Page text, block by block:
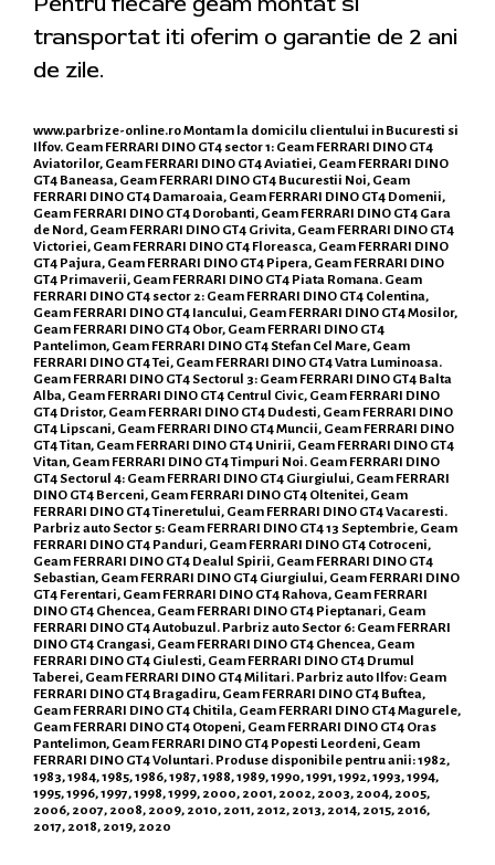
transportat iti oferim o garantie de 2 ani
de zile.
www.parbrize-online.roMontam la domicilu clientului in Bucuresti si
Ilfov. Geam FERRARI DINO GT4 sector 1: Geam FERRARI DINO GT4
Aviatorilor, Geam FERRARI DINO GT4 Aviatiei, Geam FERRARI DINO
GT4 Baneasa, Geam FERRARI DINO GT4 Bucurestii Noi, Geam
FERRARI DINO GT4 Damaroaia, Geam FERRARI DINO GT4 Domenii,
Geam FERRARI DINO GT4 Dorobanti, Geam FERRARI DINO GT4 Gara
de Nord, Geam FERRARI DINO GT4 Grivita, Geam FERRARI DINO GT4
Victoriei, Geam FERRARI DINO GT4 Floreasca, Geam FERRARI DINO
GT4 Pajura, Geam FERRARI DINO GT4 Pipera, Geam FERRARI DINO
GT4 Primaverii, Geam FERRARI DINO GT4 Piata Romana. Geam
FERRARI DINO GT4 sector 2: Geam FERRARI DINO GT4 Colentina,
Geam FERRARI DINO GT4 Iancului, Geam FERRARI DINO GT4 Mosilor,
Geam FERRARI DINO GT4 Obor, Geam FERRARI DINO GT4
Pantelimon, Geam FERRARI DINO GT4 Stefan Cel Mare, Geam
FERRARI DINO GT4 Tei, Geam FERRARI DINO GT4 Vatra Luminoasa.
Geam FERRARI DINO GT4 Sectorul 3: Geam FERRARI DINO GT4 Balta
Alba, Geam FERRARI DINO GT4 Centrul Civic, Geam FERRARI DINO
GT4 Dristor, Geam FERRARI DINO GT4 Dudesti, Geam FERRARI DINO
GT4 Lipscani, Geam FERRARI DINO GT4 Muncii, Geam FERRARI DINO
GT4 Titan, Geam FERRARI DINO GT4 Unirii, Geam FERRARI DINO GT4
Vitan, Geam FERRARI DINO GT4 Timpuri Noi. Geam FERRARI DINO
GT4 Sectorul 4: Geam FERRARI DINO GT4 Giurgiului, Geam FERRARI
DINO GT4 Berceni, Geam FERRARI DINO GT4 Oltenitei, Geam
FERRARI DINO GT4 Tineretului, Geam FERRARI DINO GT4 Vacaresti.
Parbriz auto Sector 5: Geam FERRARI DINO GT4 13 Septembrie, Geam
FERRARI DINO GT4 Panduri, Geam FERRARI DINO GT4 Cotroceni,
Geam FERRARI DINO GT4 Dealul Spirii, Geam FERRARI DINO GT4
Sebastian, Geam FERRARI DINO GT4 Giurgiului, Geam FERRARI DINO
GT4 Ferentari, Geam FERRARI DINO GT4 Rahova, Geam FERRARI
DINO GT4 Ghencea, Geam FERRARI DINO GT4 Pieptanari, Geam
FERRARI DINO GT4 Autobuzul. Parbriz auto Sector 6: Geam FERRARI
DINO GT4 Crangasi, Geam FERRARI DINO GT4 Ghencea, Geam
FERRARI DINO GT4 Giulesti, Geam FERRARI DINO GT4 Drumul
Taberei, Geam FERRARI DINO GT4 Militari. Parbriz auto Ilfov: Geam
FERRARI DINO GT4 Bragadiru, Geam FERRARI DINO GT4 Buftea,
Geam FERRARI DINO GT4 Chitila, Geam FERRARI DINO GT4 Magurele,
Geam FERRARI DINO GT4 Otopeni, Geam FERRARI DINO GT4 Oras
Pantelimon, Geam FERRARI DINO GT4 Popesti Leordeni, Geam
FERRARI DINO GT4 Voluntari. Produse disponibile pentru anii: 1982,
1983, 1984, 1985, 1986, 1987, 1988, 1989, 1990, 1991, 1992, 1993, 1994,
1995, 1996, 1997, 1998, 1999, 2000, 2001, 2002, 2003, 2004, 2005,
2006, 2007, 2008, 2009, 2010, 2011, 2012, 2013, 2014, 2015, 2016,
2017, 2018, 2019, 2020